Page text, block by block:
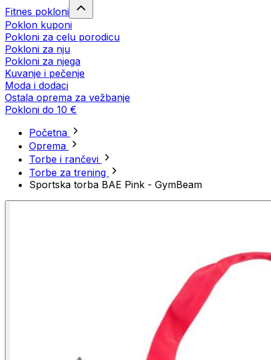
Fitnes pokloni
Poklon kuponi
Pokloni za celu porodicu
Pokloni za nju
Pokloni za njega
Kuvanje i pečenje
Moda i dodaci
Ostala oprema za vežbanje
Pokloni do 10 €
Početna
Oprema
Torbe i rančevi
Torbe za trening
Sportska torba BAE Pink - GymBeam